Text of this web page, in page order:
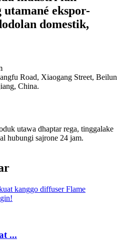
utamané ekspor-
domestik,
Road, Xiaogang Street, Beilun
China.
utawa dhaptar rega, tinggalake
hubungi sajrone 24 jam.
...